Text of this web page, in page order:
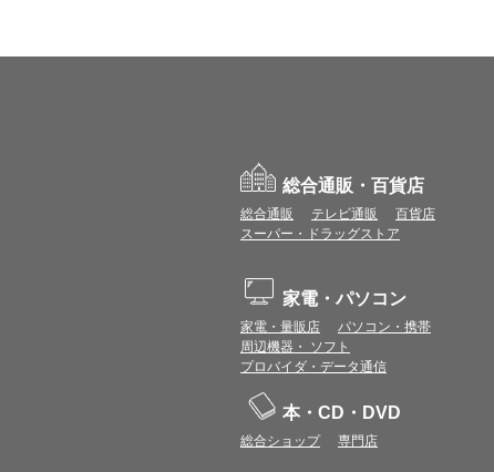
総合通販・百貨店
総合通販 テレビ通販
百貨店
スーパー・ドラッグストア
家電・パソコン
家電・量販店
パソコン・携帯
周辺機器・ ソフト
プロバイダ・データ通信
本・CD・DVD
総合ショップ 専門店